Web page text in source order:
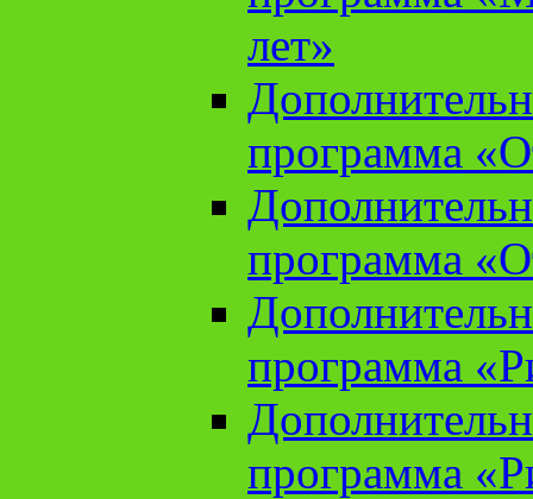
лет»
программа
программа
программа
программа